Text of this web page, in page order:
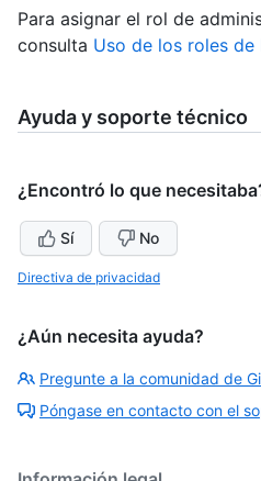
Para asignar el rol de
consulta Uso de los roles
Ayuda y soporte técnico
¿Encontró lo que
Sí No
Directiva de privacidad
¿Aún necesita ayuda?
Pregunte a la comunidad de
Póngase en contacto con el